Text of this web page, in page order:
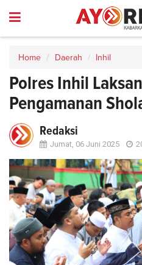
Home Daerah Inhil
Polres Inhil
Pengamanan
Redaksi
Jumat, 06 Juni 2025